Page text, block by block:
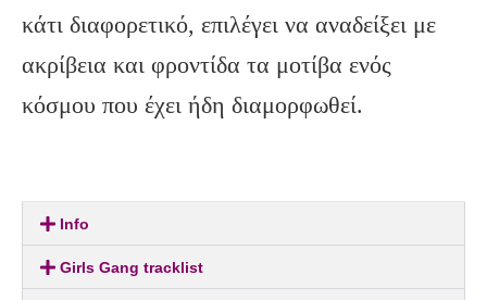
κάτι διαφορετικό, επιλέγει να αναδείξει με
ακρίβεια και φροντίδα τα μοτίβα ενός
κόσμου που έχει ήδη διαμορφωθεί.
Info
Girls Gang tracklist